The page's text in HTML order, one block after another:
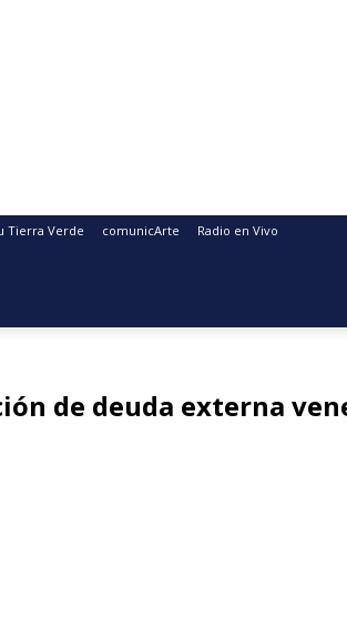
Tierra Verde comunicArte Radio en Vivo
de deuda externa